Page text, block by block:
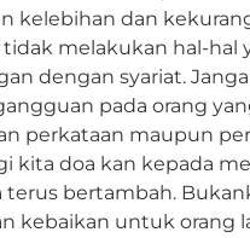
kelebihan dan
melakukan hal-hal
dengan syariat.
pada orang
perkataan maupun
kita doa kan kepada
terus bertambah.
kebaikan untuk orang